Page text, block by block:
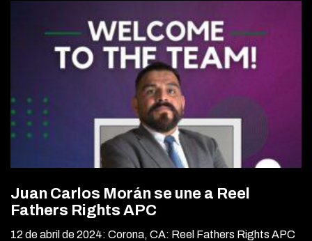
Juan Carlos Morán se une a Reel
Fathers Rights APC
12 de abril de 2024: Corona, CA: Reel Fathers Rights APC